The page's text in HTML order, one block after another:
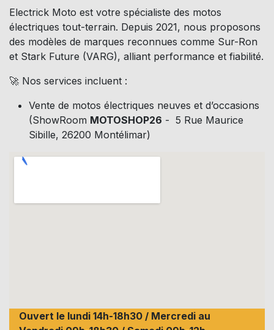
Electrick Moto est votre spécialiste des motos
électriques tout-terrain. Depuis 2021, nous proposons
des modèles de marques reconnues comme Sur-Ron
et Stark Future (VARG), alliant performance et fiabilité.
🚀 Nos services incluent :
Vente de motos électriques neuves et d’occasions
(ShowRoom MOTOSHOP26 - 5 Rue Maurice
Sibille, 26200 Montélimar)
Ouvert le lundi 14h-18h30 / Mercredi au